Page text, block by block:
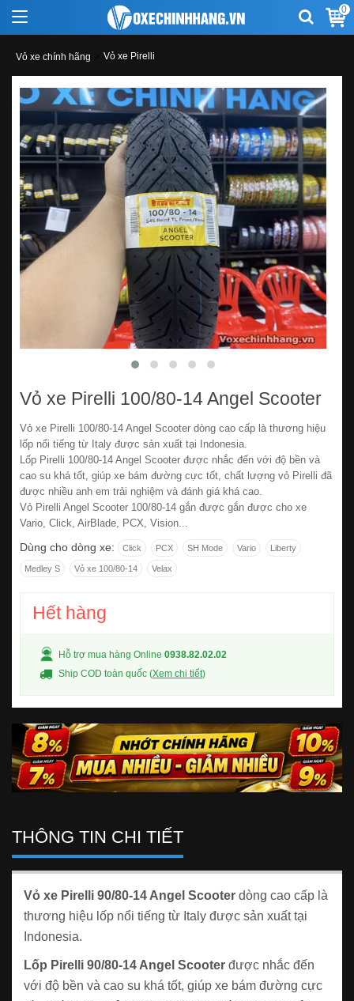
0
Vỏ xe chính hãng Vỏ xe Pirelli
Vỏ xe Pirelli 100/80-14 Angel Scooter
Vỏ xe Pirelli 100/80-14 Angel Scooter dòng cao cấp là thương hiệu
lốp nổi tiếng từ Italy được sản xuất tại Indonesia.
Lốp Pirelli 100/80-14 Angel Scooter được nhắc đến với độ bền và
cao su khá tốt, giúp xe bám đường cực tốt, chất lượng vỏ Pirelli đã
được nhiều anh em trải nghiệm và đánh giá khá cao.
Vỏ Pirelli Angel Scooter 100/80-14 gắn được gắn được cho xe
Vario, Click, AirBlade, PCX, Vision...
Dùng cho dòng xe: Click PCX SH Mode Vario Liberty
Medley S Vỏ xe 100/80-14 Velax
Hết hàng
Hỗ trợ mua hàng Online 0938.82.02.02
Ship COD toàn quốc (Xem chi tiết)
THÔNG TIN CHI TIẾT
Vỏ xe Pirelli 90/80-14 Angel Scooter dòng cao cấp là
thương hiệu lốp nổi tiếng từ Italy được sản xuất tại
Indonesia.
Lốp Pirelli 90/80-14 Angel Scooter được nhắc đến
với độ bền và cao su khá tốt, giúp xe bám đường cực